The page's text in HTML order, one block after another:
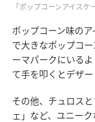
「ポップコーンアイス
ポップコーン味の
で大きなポップコ
ーマパークにいる
て手を叩くとデザ
その他、チュロス
ェ」など、ユニーク